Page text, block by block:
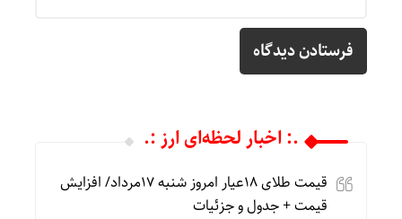
.: اخبار لحظه‌ای ارز :.
قیمت طلای 18عیار امروز شنبه 17مرداد/ افزایش
قیمت + جدول و جزئیات